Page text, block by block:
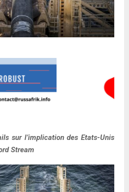
sur l’implication des Etats-Unis
Stream